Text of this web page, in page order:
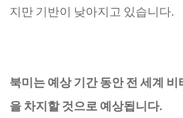
지만 기반이 낮아지고 있습니다.
북미는 예상 기간 동안 전 세계
을 차지할 것으로 예상됩니다.